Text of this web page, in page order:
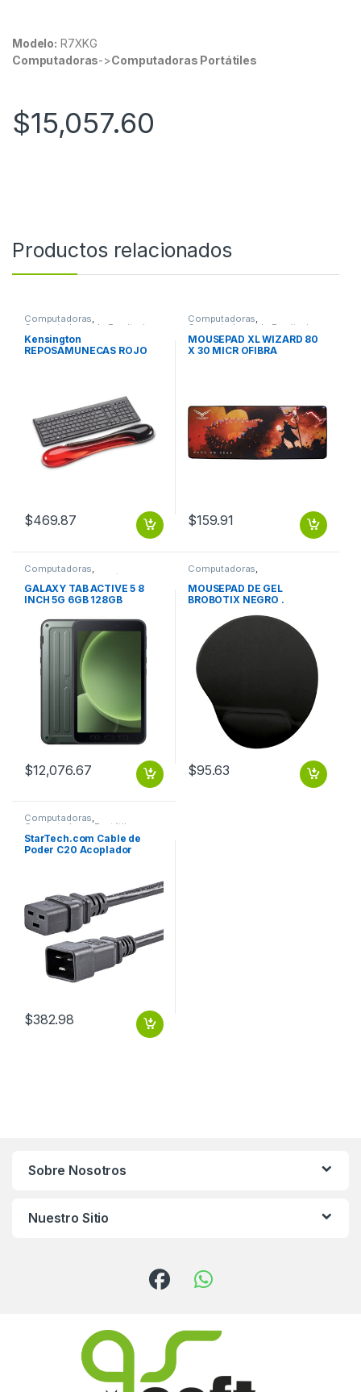
Modelo: R7XKG
Computadoras->Computadoras Portátiles
$15,057.60
Productos relacionados
Computadoras,
Computadoras de Escritorio
Kensington
REPOSAMUNECAS ROJO
$469.87
Computadoras,
Computadoras de Escritorio
MOUSEPAD XL WIZARD 80
X 30 MICR OFIBRA
$159.91
Computadoras,
Computadoras Portátiles
GALAXY TAB ACTIVE 5 8
INCH 5G 6GB 128GB
ACTIVE 5 8 INCH 5G 6GB
128GB ANDROID 13
$12,076.67
Computadoras,
Computadoras de Escritorio
MOUSEPAD DE GEL
BROBOTIX NEGRO .
$95.63
Computadoras,
Computadoras Portátiles
StarTech.com Cable de
Poder C20 Acoplador
$382.98
Sobre Nosotros
Nuestro Sitio